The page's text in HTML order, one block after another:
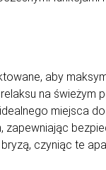
aby
na świeżym
miejsca
zapewniając
czyniąc te